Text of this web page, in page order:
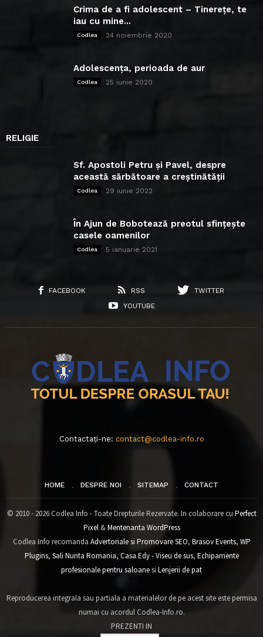
Crima de a fi adolescent – Tinerețe, te
iau cu mine...
Codlea 24 noiembrie 2020
Adolescența, perioada de aur
Codlea 25 iunie 2020
RELIGIE
Sf. Apostoli Petru și Pavel, despre
această sărbătoare a creștinătății
Codlea 29 iunie 2022
În Ajun de Bobotează preotul sfințește
casele oamenilor
Codlea 5 ianuarie 2021
FACEBOOK RSS
TWITTER
YOUTUBE
Contactați-ne: contact@codlea-info.ro
HOME DESPRE NOI SITEMAP CONTACT
© 2010 - 2026 Codlea Info - Toate Drepturile Rezervate. In colaborare cu Perfect
Pixel&Mentenanta WordPress
Codlea Info recomanda Advertoriale si Promovare SEO, Brasov Events, WP
Plugins, Sali Nunta Romania, Casa Edy - Viseu de sus, Echipamente
profesionale pentru saloanesi Lenjerii de pat
Reproducerea integrala sau partiala a materialelor de pe acest site este permisa
numai cu acordul Codlea-Info.ro.
PREZENTI IN